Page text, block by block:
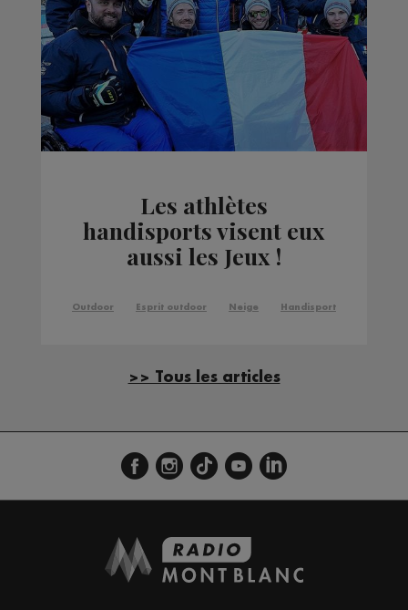
Les athlètes
handisports visent eux
aussi les Jeux !
Outdoor Esprit outdoor Neige Handisport
>> Tous les articles